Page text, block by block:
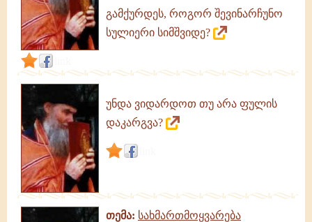
გამონათქვამები
გამქურდეს, როგორ შევინარჩუნო
სულიერი სიმშვიდე?
უნდა ვიდარდოთ თუ არა ფულის
დაკარგვა?
თემა: სახმართმოყვარება